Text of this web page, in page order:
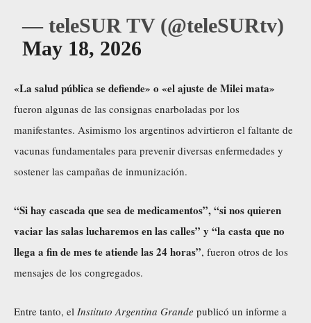
— teleSUR TV (@teleSURtv)
May 18, 2026
«La salud pública se defiende» o «el ajuste de Milei mata»
fueron algunas de las consignas enarboladas por los
manifestantes. Asimismo los argentinos advirtieron el faltante de
vacunas fundamentales para prevenir diversas enfermedades y
sostener las campañas de inmunización.
“Si hay cascada que sea de medicamentos”, “si nos quieren
vaciar las salas lucharemos en las calles” y “la casta que no
llega a fin de mes te atiende las 24 horas”, fueron otros de los
mensajes de los congregados.
Entre tanto, el Instituto Argentina Grande publicó un informe a